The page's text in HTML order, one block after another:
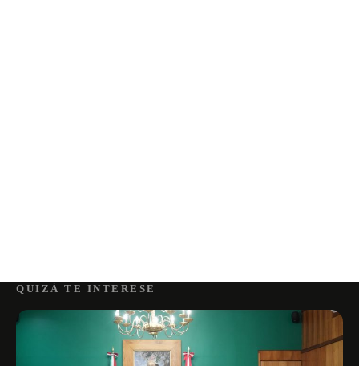
QUIZÁ TE INTERESE